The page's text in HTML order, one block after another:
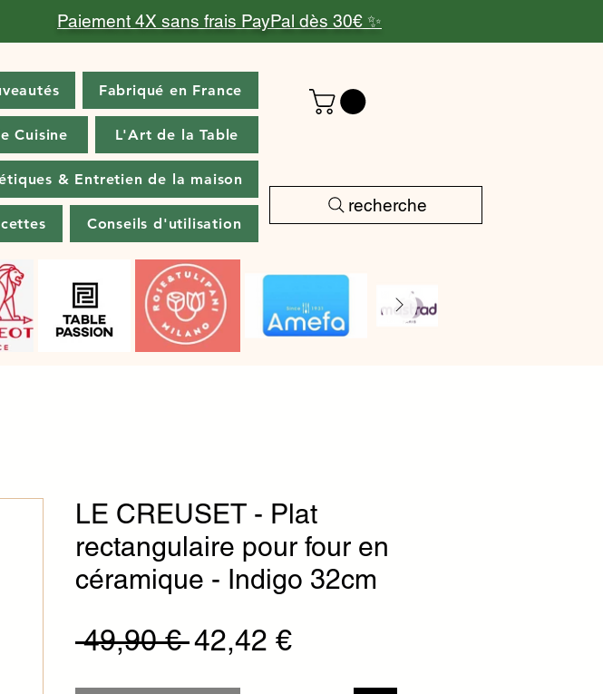
Paiement 4X sans frais PayPal dès 30€ ✨
Fabriqué en France
Cuisine L'Art de la Table
& Entretien de la maison
Conseils d'utilisation
recherche
LE CREUSET - Plat
rectangulaire pour four en
céramique - Indigo 32cm
49,90 € Prix original
42,42 €Prix promotionnel